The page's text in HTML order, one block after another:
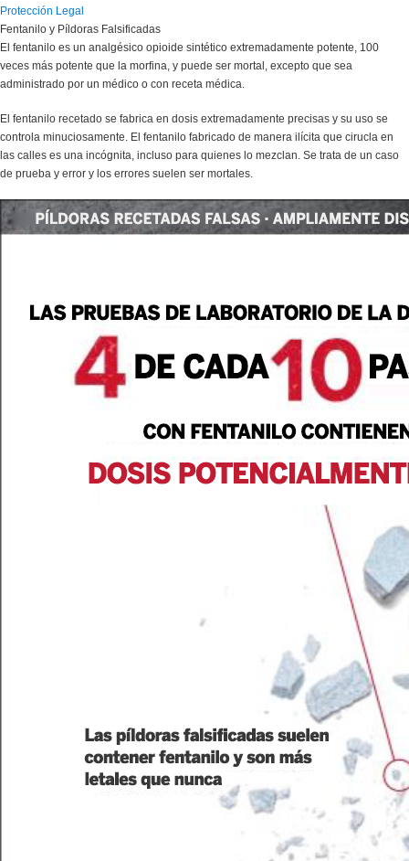
Protección Legal
Fentanilo y Píldoras Falsificadas
El fentanilo es un analgésico opioide sintético extremadamente potente, 100
veces más potente que la morfina, y puede ser mortal, excepto que sea
administrado por un médico o con receta médica.
El fentanilo recetado se fabrica en dosis extremadamente precisas y su uso se
controla minuciosamente. El fentanilo fabricado de manera ilícita que cirucla en
las calles es una incógnita, incluso para quienes lo mezclan. Se trata de un caso
de prueba y error y los errores suelen ser mortales.